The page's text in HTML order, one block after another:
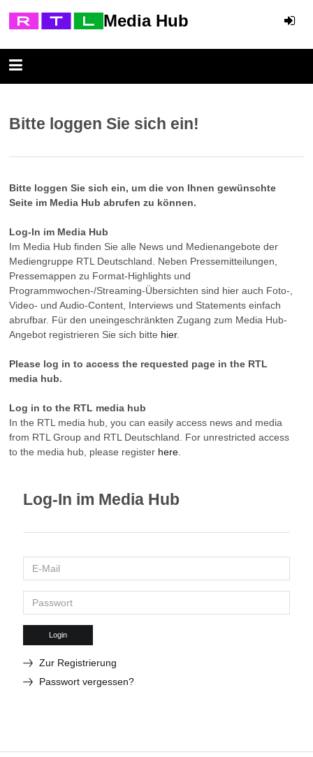
Media Hub
Bitte loggen Sie sich ein!
Bitte loggen Sie sich ein, um die von Ihnen gewünschte
Seite im Media Hub abrufen zu können.
Log-In im Media Hub
Im Media Hub finden Sie alle News und Medienangebote der
Mediengruppe RTL Deutschland. Neben Pressemitteilungen,
Pressemappen zu Format-Highlights und
Programmwochen-/Streaming-Übersichten sind hier auch Foto-,
Video- und Audio-Content, Interviews und Statements einfach
abrufbar. Für den uneingeschränkten Zugang zum Media Hub-
Angebot registrieren Sie sich bitte hier.
Please log in to access the requested page in the RTL
media hub.
Log in to the RTL media hub
In the RTL media hub, you can easily access news and media
from RTL Group and RTL Deutschland. For unrestricted access
to the media hub, please register here
Log-In im Media Hub
Login
Zur Registrierung
Passwort vergessen?